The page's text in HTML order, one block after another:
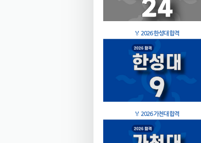
🏅 2026 한성대 합격
🏅 2026 가천대 합격